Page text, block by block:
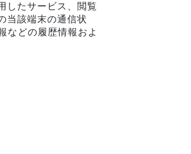
したサービス、閲覧
当該端末の通信状
などの履歴情報およ